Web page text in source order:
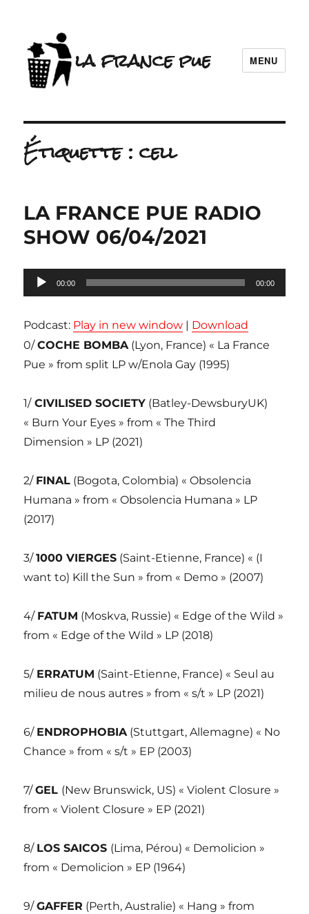
la france pue MENU
Étiquette :cell
LA FRANCE PUE RADIO
SHOW 06/04/2021
Lecteur
audio
00:00 00:00
Podcast: Play in new window | Download
0/COCHE BOMBA(Lyon, France) « La France
Pue » from split LP w/Enola Gay (1995)
1/CIVILISED SOCIETY (Batley-DewsburyUK)
« Burn Your Eyes » from « The Third
Dimension » LP (2021)
2/ FINAL (Bogota, Colombia) « Obsolencia
Humana » from « Obsolencia Humana » LP
(2017)
3/1000 VIERGES (Saint-Etienne, France) « (I
want to) Kill the Sun » from « Demo » (2007)
4/ FATUM (Moskva, Russie) « Edge of the Wild »
from « Edge of the Wild » LP (2018)
5/ERRATUM (Saint-Etienne, France) « Seul au
milieu de nous autres » from « s/t » LP (2021)
6/ ENDROPHOBIA(Stuttgart, Allemagne) « No
Chance » from « s/t » EP (2003)
7/GEL (New Brunswick, US) « Violent Closure »
from « Violent Closure » EP (2021)
8/ LOS SAICOS (Lima, Pérou) « Demolicion »
from « Demolicion » EP (1964)
9/GAFFER (Perth, Australie) « Hang » from